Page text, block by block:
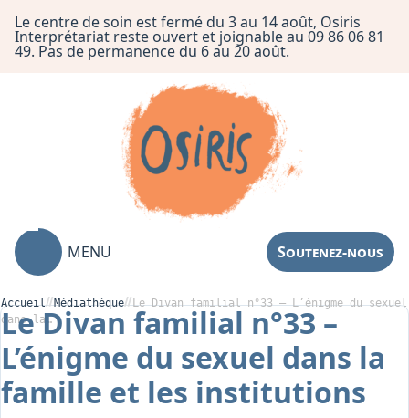
Le centre de soin est fermé du 3 au 14 août, Osiris
Interprétariat reste ouvert et joignable au 09 86 06 81
49. Pas de permanence du 6 au 20 août.
MENU Soutenez-nous
Association
Centre de Soin
Accueil Médiathèque
Le Divan familial n°33 – L’énigme du sexuel
dans la…
Le Divan familial n°33 –
L’énigme du sexuel dans la
famille et les institutions